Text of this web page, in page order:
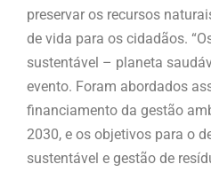
preservar os recursos
de vida para os cidadãos.
sustentável – planeta
evento. Foram abordados
financiamento da gestão
2030, e os objetivos para o
sustentável e gestão de